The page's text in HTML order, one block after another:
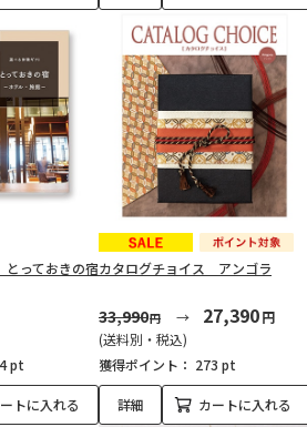
っておきの宿
pt
トに入れる
カタログチョイス アンゴラ
33,990円 27,390円
(送料別・税込)
獲得ポイント： 273 pt
詳細 カートに入れる